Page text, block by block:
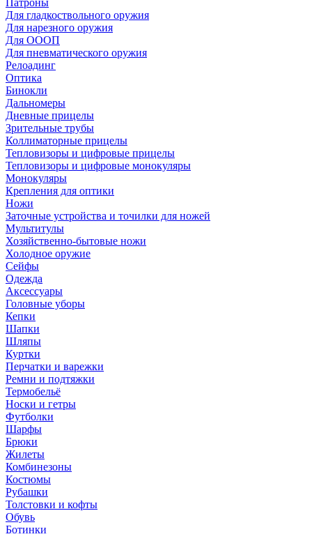
Патроны
Для гладкоствольного оружия
Для нарезного оружия
Для ОООП
Для пневматического оружия
Релоадинг
Оптика
Бинокли
Дальномеры
Дневные прицелы
Зрительные трубы
Коллиматорные прицелы
Тепловизоры и цифровые прицелы
Тепловизоры и цифровые монокуляры
Монокуляры
Крепления для оптики
Ножи
Заточные устройства и точилки для ножей
Мультитулы
Хозяйственно-бытовые ножи
Холодное оружие
Сейфы
Одежда
Аксессуары
Головные уборы
Кепки
Шапки
Шляпы
Куртки
Перчатки и варежки
Ремни и подтяжки
Термобельё
Носки и гетры
Футболки
Шарфы
Брюки
Жилеты
Комбинезоны
Костюмы
Рубашки
Толстовки и кофты
Обувь
Ботинки